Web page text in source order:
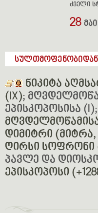
ძველი
28
ნიკიტა
(IX);
ეპისკოპოსისა (I);
დიმიტრი (მიტრა,
ღირსი სოფრონი
პავლე და
ეპისკოპოსი